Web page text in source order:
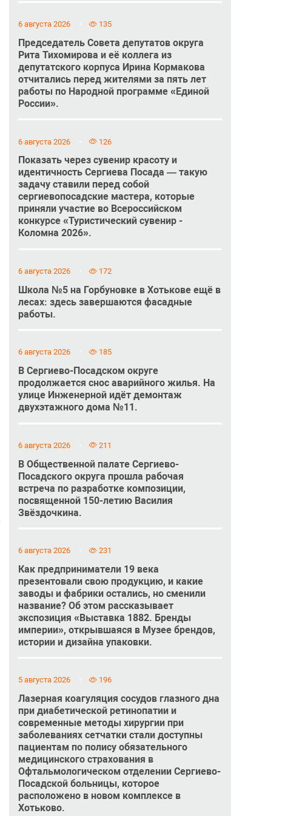
6 августа 2026 135
Председатель Совета депутатов округа
Рита Тихомирова и её коллега из
депутатского корпуса Ирина Кормакова
отчитались перед жителями за пять лет
работы по Народной программе «Единой
России».
6 августа 2026 126
Показать через сувенир красоту и
идентичность Сергиева Посада — такую
задачу ставили перед собой
сергиевопосадские мастера, которые
приняли участие во Всероссийском
конкурсе «Туристический сувенир -
Коломна 2026».
6 августа 2026 172
Школа №5 на Горбуновке в Хотькове ещё в
лесах: здесь завершаются фасадные
работы.
6 августа 2026 185
В Сергиево-Посадском округе
продолжается снос аварийного жилья. На
улице Инженерной идёт демонтаж
двухэтажного дома №11.
6 августа 2026 211
В Общественной палате Сергиево-
Посадского округа прошла рабочая
встреча по разработке композиции,
посвященной 150-летию Василия
Звёздочкина.
6 августа 2026 231
Как предприниматели 19 века
презентовали свою продукцию, и какие
заводы и фабрики остались, но сменили
название? Об этом рассказывает
экспозиция «Выставка 1882. Бренды
империи», открывшаяся в Музее брендов,
истории и дизайна упаковки.
5 августа 2026 196
Лазерная коагуляция сосудов глазного дна
при диабетической ретинопатии и
современные методы хирургии при
заболеваниях сетчатки стали доступны
пациентам по полису обязательного
медицинского страхования в
Офтальмологическом отделении Сергиево-
Посадской больницы, которое
расположено в новом комплексе в
Хотьково.